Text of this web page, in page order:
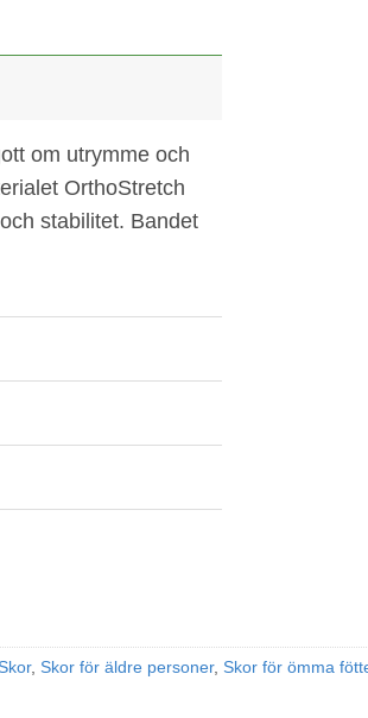
om utrymme och
OrthoStretch
stabilitet. Bandet
, Skor för äldre personer, Skor för ömma